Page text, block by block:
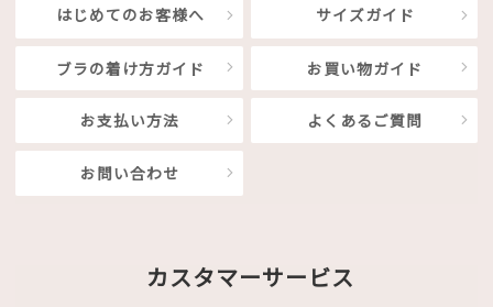
はじめてのお客様へ サイズガイド
ブラの着け方ガイド お買い物ガイド
お支払い方法 よくあるご質問
お問い合わせ
カスタマーサービス